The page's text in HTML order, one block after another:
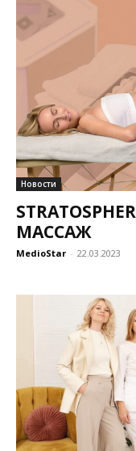
Новости
МАССАЖ
МedioStar - 22.03.2023